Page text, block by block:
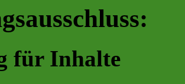
für Inhalte